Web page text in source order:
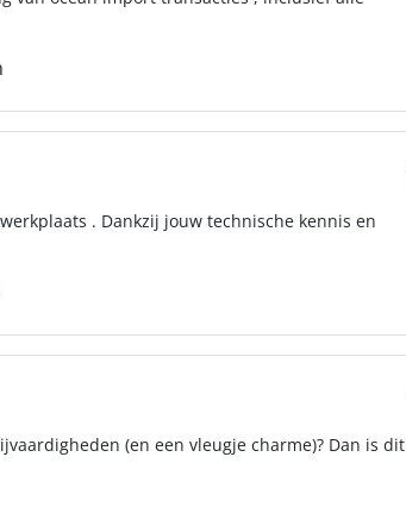
. Dankzij jouw technische kennis en
(en een vleugje charme)? Dan is dit